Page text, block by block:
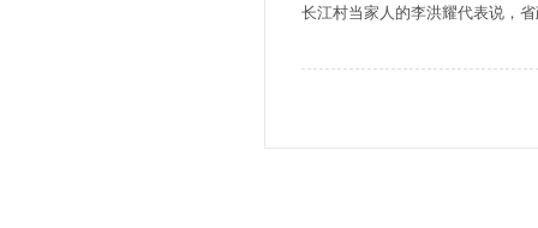
长江村当家人的李洪耀代表说，